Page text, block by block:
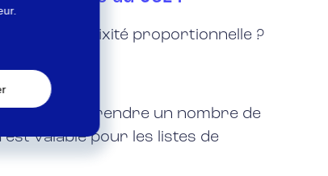
la mixité proportionnelle ?
doit comprendre un nombre de
valable pour les listes de